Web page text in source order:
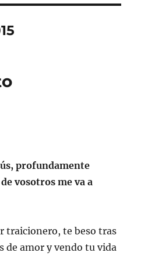
profundamente
vosotros me va a
traicionero, te beso tras
de amor y vendo tu vida